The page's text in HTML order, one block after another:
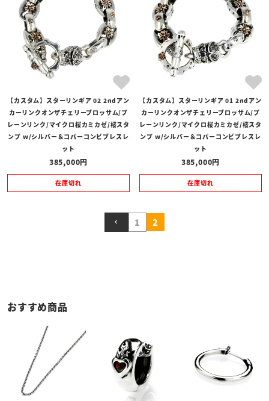
【カスタム】スターリンギア 02 2ndアン
カーリンクオンザチェリーブロッサム/プ
レーンリンク/マイクロ桜カミカゼ/桜スタ
ンプ w/シルバー＆コパーコンビブレスレ
ット
385,000
在庫切れ
【カスタム】スターリンギア 01 2ndアン
カーリンクオンザチェリーブロッサム/プ
レーンリンク/マイクロ桜カミカゼ/桜スタ
ンプ w/シルバー＆コパーコンビブレスレ
ット
385,000
在庫切れ
1 2
おすすめ商品